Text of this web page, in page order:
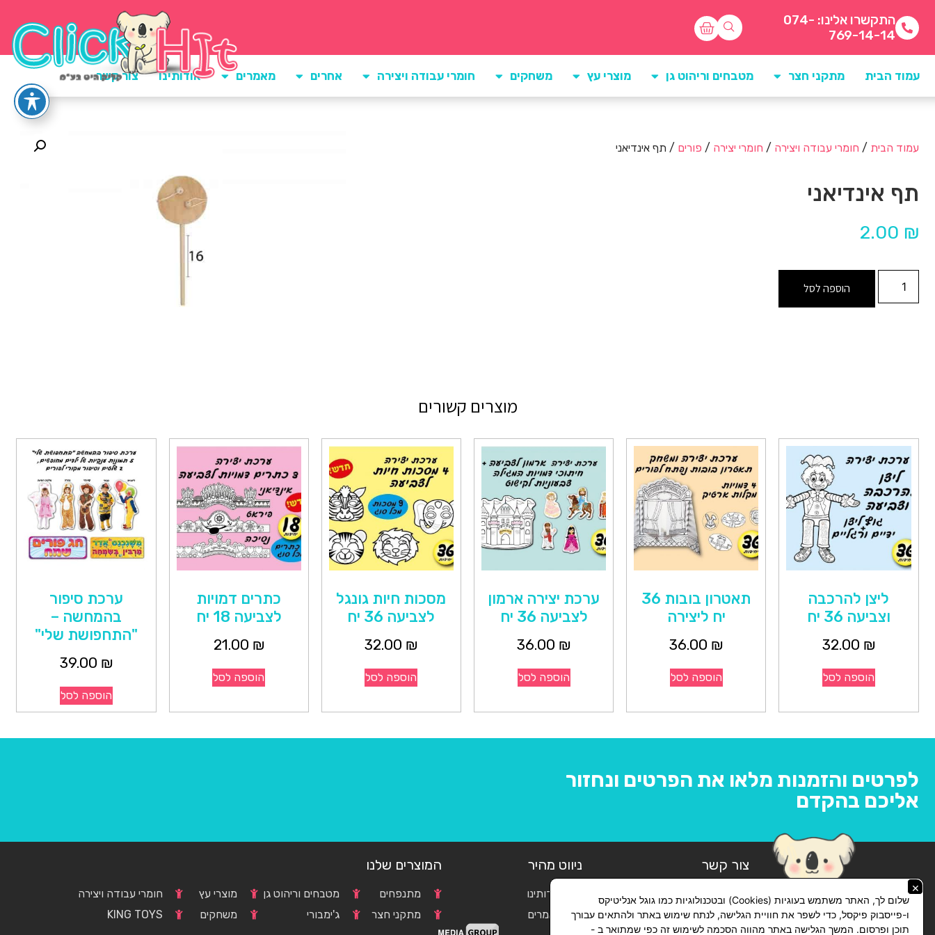
התקשרו אלינו: 074-
769-14-14
עמוד הבית מתקני חצר מטבחים וריהוט גן מוצרי עץ משחקים חומרי עבודה ויצירה אחרים מאמרים אודותינו צור קשר
עמוד הבית / חומרי עבודה ויצירה / חומרי יצירה / פורים / תף אינדיאני
תף אינדיאני
2.00 ₪
הוספה לסל
מוצרים קשורים
ליצן להרכבה
וצביעה 36 יח
32.00 ₪
הוספה לסל
תאטרון בובות 36
יח ליצירה
36.00 ₪
הוספה לסל
ערכת יצירה ארמון
לצביעה 36 יח
36.00 ₪
הוספה לסל
מסכות חיות גונגל
לצביעה 36 יח
32.00 ₪
הוספה לסל
כתרים דמויות
לצביעה 18 יח
21.00 ₪
הוספה לסל
ערכת סיפור
בהמחשה –
"התחפושת שלי"
39.00 ₪
הוספה לסל
לפרטים והזמנות מלאו את הפרטים ונחזור
אליכם בהקדם
צור קשר
074-769-14-14
clickhit10@gmail.com
ניווט מהיר
אודותינו
מאמרים
המוצרים שלנו
מתנפחים
מתקני חצר
מטבחים וריהוט גן
ג'ימבורי
מוצרי עץ
משחקים
חומרי עבודה ויצירה
KING TOYS
×
שלום לך, האתר משתמש בעוגיות (Cookies) ובטכנולוגיות כמו גוגל אנליטיקס
ו-פייסבוק פיקסל, כדי לשפר את חוויית הגלישה, לנתח שימוש באתר ולהתאים עבורך
תוכן ופרסום. המשך הגלישה באתר מהווה הסכמה לשימוש זה כפי שמתואר ב -